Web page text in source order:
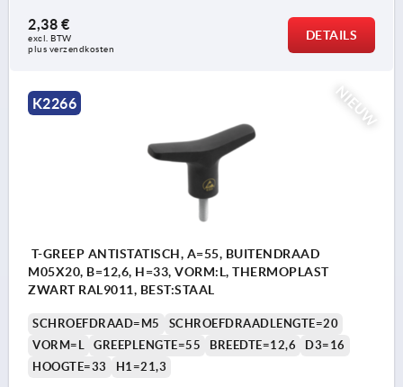
2,38 €
excl. BTW
plus verzendkosten
DETAILS
NIEUW
K2266
T-GREEP ANTISTATISCH, A=55, BUITENDRAAD
M05X20, B=12,6, H=33, VORM:L, THERMOPLAST
ZWART RAL9011, BEST:STAAL
SCHROEFDRAAD=M5
SCHROEFDRAADLENGTE=20
VORM=L
GREEPLENGTE=55 BREEDTE=12,6
D3=16
HOOGTE=33
H1=21,3